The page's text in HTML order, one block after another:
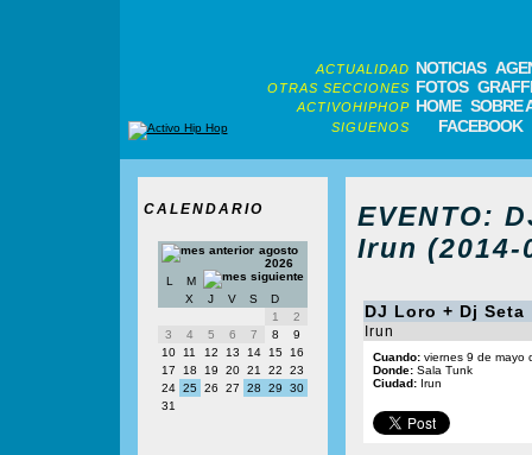
ACTUALIDAD NOTICIAS
OTRAS SECCIONES FOTOS
ACTIVOHIPHOP HOME SOBRE
SIGUENOS FACEBOOK
CALENDARIO
agosto
2026
L
M
X
J V S
D
1
2
3
4 5 6 7 8
9
10
11 12 13 14 15
16
17
18 19 20 21 22
23
24 25 26 27 28 29
30
31
EVENTO:
Irun (2014-
DJ Loro + Dj Seta
Irun
Cuando:viernes 9 de mayo
Donde:Sala Tunk
Ciudad:Irun